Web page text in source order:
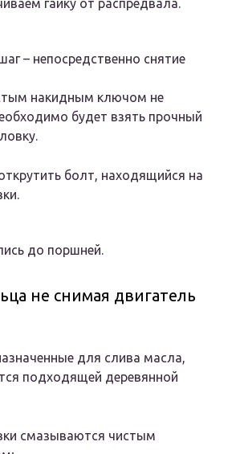
гайку от распредвала.
– непосредственно снятие
накидным ключом не
будет взять прочный
болт, находящийся на
до поршней.
не снимая двигатель
для слива масла,
подходящей деревянной
смазываются чистым